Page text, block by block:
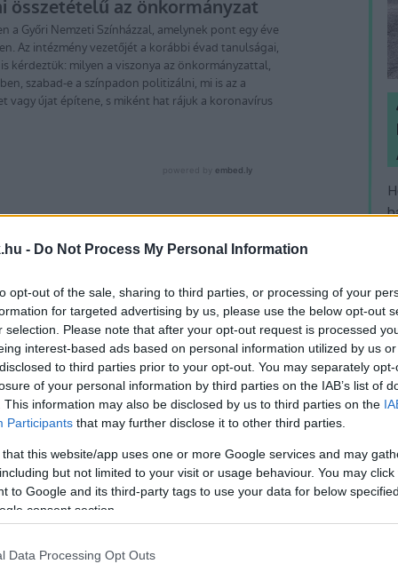
- Do Not Process My Personal Information
opt-out of the sale, sharing to third parties, or processing of your
for targeted advertising by us, please use the below opt-out
selection. Please note that after your opt-out request is processed
interest-based ads based on personal information utilized by us
to third parties prior to your opt-out. You may separately
of your personal information by third parties on the IAB’s list of
This information may also be disclosed by us to third parties on the
Participants that may further disclose it to other third parties.
that this website/app uses one or more Google services and may
but not limited to your visit or usage behaviour. You may
to Google and its third-party tags to use your data for below
consent section.
Data Processing Opt Outs
című romantikus dráma helyett Tamási Áron
színpadra. Friedrich Schiller romantikus
aki azonban Oroszország ukrajnai háborúja
Ármány és szerelem bemutatóját így a 2023-
adott interjúban még bízott abban, hogy
díszlettervező szintén kijevi.
abban a fázisban, hogy a díszlet kezd
alapján nem hagyhatják el Ukrajna területét
kulturális miniszternek, hogy tegyék
értelemben ez egy óriási dolog
színházi alkotó, a kijevi Ivan Franko